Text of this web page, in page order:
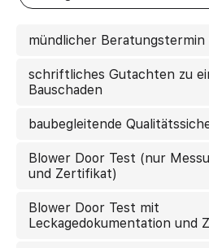
mündlicher
schriftliches Gutachten zu
Bauschaden
baubegleitende
Blower Door Test (nur
und Zertifikat)
Blower Door Test mit
Leckagedokumentation und